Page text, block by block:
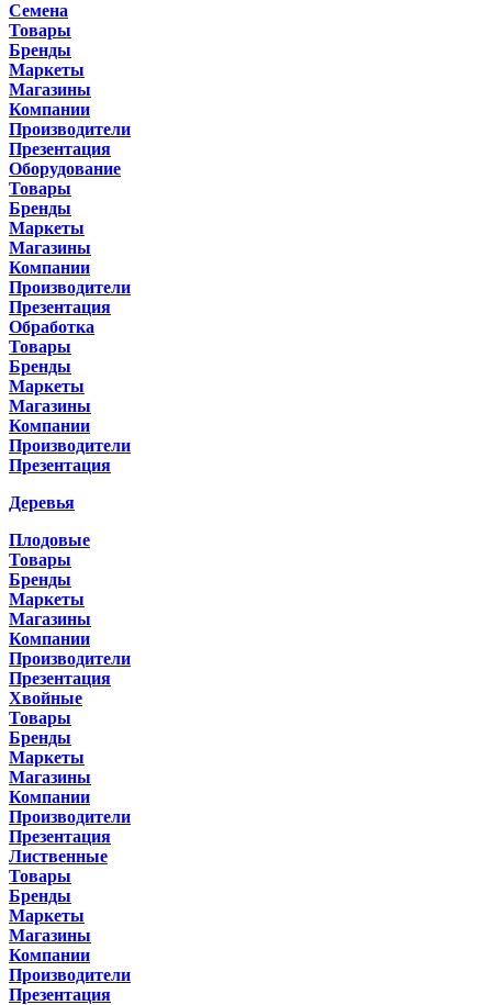
Семена
Товары
Бренды
Маркеты
Магазины
Компании
Производители
Презентация
Оборудование
Товары
Бренды
Маркеты
Магазины
Компании
Производители
Презентация
Обработка
Товары
Бренды
Маркеты
Магазины
Компании
Производители
Презентация
Деревья
Плодовые
Товары
Бренды
Маркеты
Магазины
Компании
Производители
Презентация
Хвойные
Товары
Бренды
Маркеты
Магазины
Компании
Производители
Презентация
Лиственные
Товары
Бренды
Маркеты
Магазины
Компании
Производители
Презентация